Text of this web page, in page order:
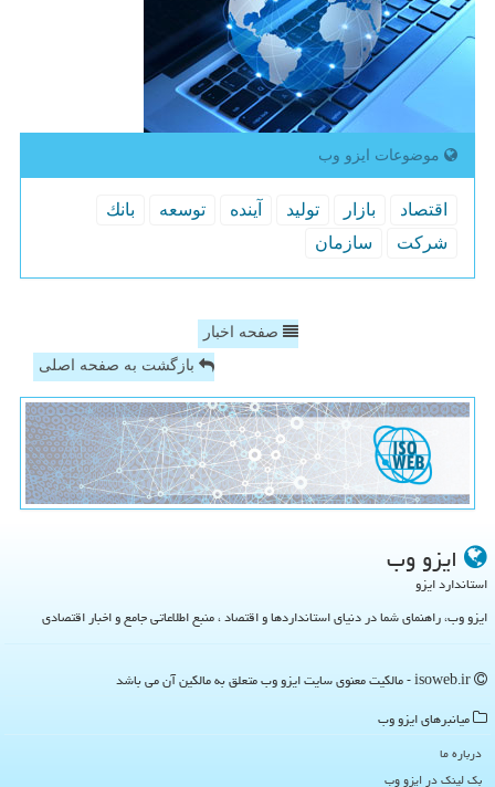
موضوعات ایزو وب
اقتصاد بازار تولید آینده توسعه
بانك
شركت
سازمان
صفحه اخبار
بازگشت به صفحه اصلی
ایزو وب
استاندارد ایزو
ایزو وب، راهنمای شما در دنیای استانداردها و اقتصاد ، منبع اطلاعاتی جامع و اخبار اقتصادی
میانبرهای ایزو وب
درباره ما
بک لینک در ایزو وب